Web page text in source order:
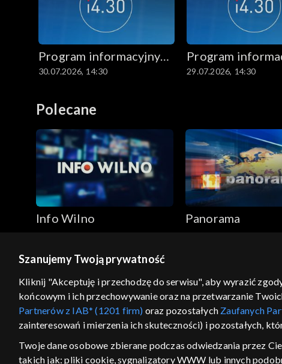
Program informacyjny
14.30
30.07.2026, 14:30
Program
14.30
29.07.2026, 14:30
Polecane
Info Wilno Panorama
ŁĄCZYSZ SIĘ SPOZA
Kraj, z którego się łączysz, to Stany
regulamin serwisu cennik polityka prywatności
Szanujemy Twoją prywatność
Kliknij "Akceptuję i przechodzę do serwisu", aby wyrazić
końcowym i ich przechowywanie oraz na przetwarzanie
Partnerów z IAB* (1201 firm) oraz pozostałych Zaufanych
zainteresowań i mierzenia ich skuteczności) i pozostałych,
Twoje dane osobowe zbierane podczas odwiedzania przez
takich jak: pliki cookie, sygnalizatory WWW lub innych